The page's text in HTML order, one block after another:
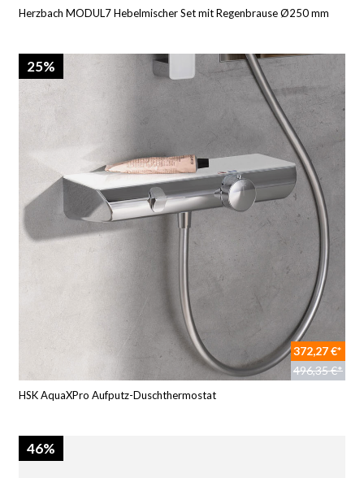
Herzbach MODUL7 Hebelmischer Set mit Regenbrause Ø250 mm
25%
372,27 €*
496,35 €*
HSK AquaXPro Aufputz-Duschthermostat
46%